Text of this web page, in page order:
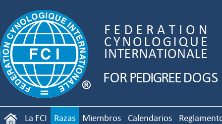
La FCI Razas Miembros Calendarios